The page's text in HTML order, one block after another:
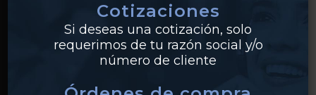
Cotizaciones
Si deseas una cotización, solo
requerimos de tu razón social y/o
número de cliente